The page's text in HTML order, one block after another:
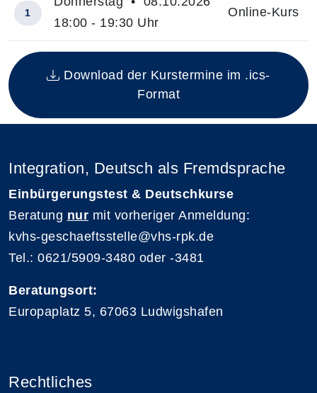
Insgesamt gibt es 1 Termine zum diesen Kurs
1
18:00 - 19:30 Uhr
Online-Kurs
Download der Kurstermine im .ics-
Format
Integration, Deutsch als Fremdsprache
Einbürgerungstest & Deutschkurse
Beratung nur mit vorheriger Anmeldung:
kvhs-geschaeftsstelle@vhs-rpk.de
Tel.: 0621/5909-3480 oder -3481
Beratungsort:
Europaplatz 5, 67063 Ludwigshafen
Rechtliches